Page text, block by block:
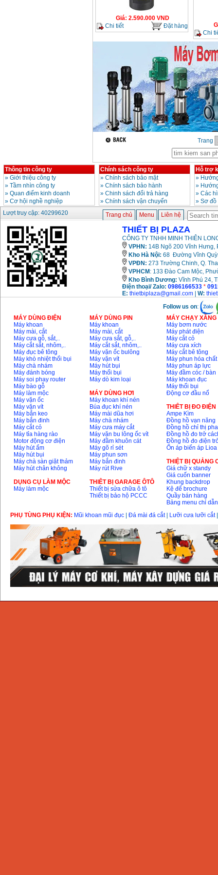
Giá: 2.590.000VND
Chi tiết
Đặt hàng
Chi
Trang
Thông tin công ty
» Giới thiệu công ty
» Tầm nhìn công ty
» Quan điểm kinh doanh
» Cơ hội nghề nghiệp
Chính sách công ty
» Chính sách bảo mật
» Chính sách bảo hành
» Chinh sách đổi trả hàng
» Chính sách vận chuyển
Hỗ trợ
»
»
» Các
» Sơ
Lượt truy cập: 40299620
Trang chủ Menu Liên hệ
THIẾT BỊ PLAZA
CÔNG TY TNHH MINH THIÊN
VPHN: 14B Ngõ 200 Vĩnh Hưng,
Kho Hà Nội: 68 Đường Vĩnh
VPĐN: 273 Trường Chinh, Q.
VPHCM : 133 Đào Cam Mộc,
Kho Bình Dương: Vĩnh Phú 24,
Điện thoại/ Zalo: 0986166533 *
E: thietbiplaza@gmail.com W:
Follow us on:
MÁY DÙNG ĐIỆN
Máy khoan
Máy mài, cắt
Máy cưa gỗ, sắt,..
Máy cắt sắt, nhôm,..
Máy đục bê tông
Máy khò nhiệt thổi bụi
Máy chà nhám
Máy đánh bóng
Máy soi phay router
Máy bào gỗ
Máy làm mộc
Máy vặn ốc
Máy vặn vít
Máy bắn keo
Máy bắn đinh
Máy cắt cỏ
Máy tỉa hàng rào
Motor động cơ điện
Máy hút ẩm
Máy hút bụi
Máy chà sàn giặt thảm
Máy hút chân không
DỤNG CỤ LÀM MỘC
Máy làm mộc
MÁY DÙNG PIN
Máy khoan
Máy mài, cắt
Máy cưa sắt, gỗ,..
Máy cắt sắt, nhôm,..
Máy vặn ốc bulông
Máy vặn vít
Máy hút bụi
Máy thổi bụi
Máy dò kim loại
MÁY DÙNG HƠI
Máy khoan khí nén
Búa đục khí nén
Máy mài dũa hơi
Máy chà nhám
Máy cưa máy cắt
Máy vặn bu lông ốc vít
Máy đầm khuôn cát
Máy gõ rỉ sét
Máy phun sơn
Máy bắn đinh
Máy rút Rive
THIÊT BỊ GARAGE ÔTÔ
Thiết bị sửa chữa ô tô
Thiết bị bảo hộ PCCC
MÁY CHẠY
Máy bơm nước
Máy phát điện
Máy cắt cỏ
Máy cưa xích
Máy cắt bê tông
Máy phun hóa chất
Máy phun áp lực
Máy đầm cóc / bàn
Máy khoan đục
Máy thổi bụi
Động cơ đầu nổ
THIÊT BỊ ĐO ĐIỆN
Ampe Kìm
Đồng hồ vạn năng
Đồng hồ chỉ thị pha
Đồng hồ đo trở
Đồng hồ đo điện
Ổn áp biến áp Lioa
THIỆT BỊ QUẢNG
Giá chữ x standy
Giá cuốn banner
Khung backdrop
Kệ để brochure
Quầy bán hàng
Bảng menu chỉ dẫn
PHỤ TÙNG PHỤ KIỆN: Mũi khoan mũi đục Đá mài đá cắt| Lưỡi cưa lưỡi cắt